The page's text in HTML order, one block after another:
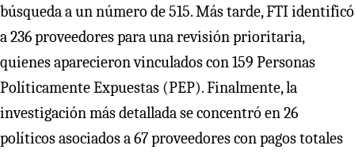
búsqueda a un número de 515. Más tarde, FTI identificó
a 236 proveedores para una revisión prioritaria,
quienes aparecieron vinculados con 159 Personas
Políticamente Expuestas (PEP). Finalmente, la
investigación más detallada se concentró en 26
políticos asociados a 67 proveedores con pagos totales